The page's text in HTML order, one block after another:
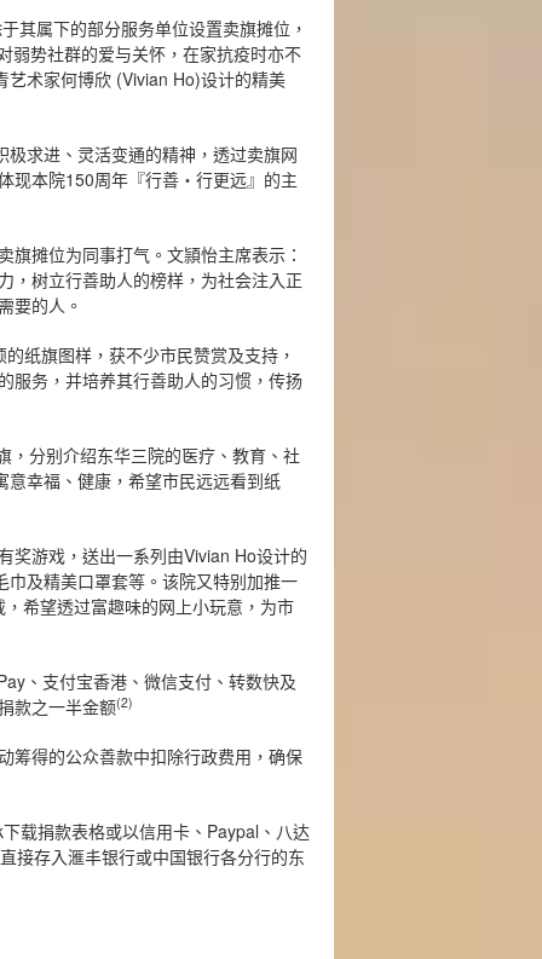
其属下的部分服务单位设置卖旗摊位，
弱势社群的爱与关怀，在家抗疫时亦不
术家何博欣 (Vivian Ho)设计的精美
求进、灵活变通的精神，透过卖旗网
现本院150周年『行善‧行更远』的主
摊位为同事打气。文頴怡主席表示：
，树立行善助人的榜样，为社会注入正
要的人。
纸旗图样，获不少市民赞赏及支持，
服务，并培养其行善助人的习惯，传扬
，分别介绍东华三院的医疗、教育、社
幸福、健康，希望市民远远看到纸
奖游戏，送出一系列由Vivian Ho设计的
及精美口罩套等。该院又特别加推一
希望透过富趣味的网上小玩意，为市
、支付宝香港、微信支付、转数快及
款之一半金额(2)
筹得的公众善款中扣除行政费用，确保
载捐款表格或以信用卡、Paypal、八达
接存入滙丰银行或中国银行各分行的东